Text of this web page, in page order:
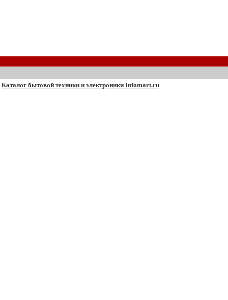
Каталог бытовой техники и электроники Infomart.ru